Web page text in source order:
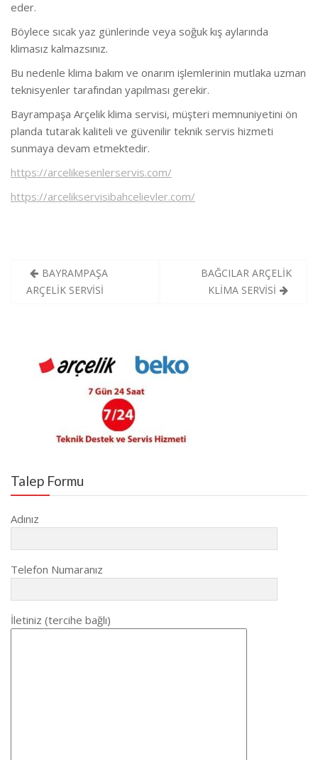
eder.
Böylece sıcak yaz günlerinde veya soğuk kış aylarında
klimasız kalmazsınız.
Bu nedenle klima bakım ve onarım işlemlerinin mutlaka uzman
teknisyenler tarafından yapılması gerekir.
Bayrampaşa Arçelik klima servisi, müşteri memnuniyetini ön
planda tutarak kaliteli ve güvenilir teknik servis hizmeti
sunmaya devam etmektedir.
https://arcelikesenlerservis.com/
https://arcelikservisibahcelievler.com/
Yazı
gezinmesi
BAYRAMPAŞA
ARÇELİK SERVİSİ
BAĞCILAR ARÇELİK
KLİMA SERVİSİ
Talep Formu
Adınız
Telefon Numaranız
İletiniz (tercihe bağlı)